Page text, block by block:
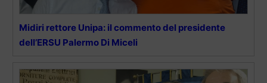
Midiri rettore Unipa: il commento del presidente
dell’ERSU Palermo Di Miceli